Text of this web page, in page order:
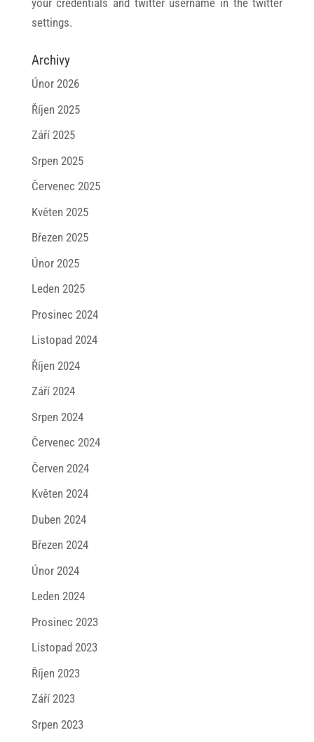
your credentials and twitter username in the twitter
settings.
Archivy
Únor 2026
Říjen 2025
Září 2025
Srpen 2025
Červenec 2025
Květen 2025
Březen 2025
Únor 2025
Leden 2025
Prosinec 2024
Listopad 2024
Říjen 2024
Září 2024
Srpen 2024
Červenec 2024
Červen 2024
Květen 2024
Duben 2024
Březen 2024
Únor 2024
Leden 2024
Prosinec 2023
Listopad 2023
Říjen 2023
Září 2023
Srpen 2023